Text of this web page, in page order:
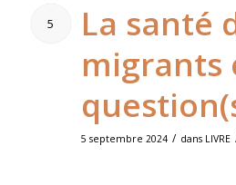
5
La santé
migrants
5 septembre 2024 / dans LIVRE